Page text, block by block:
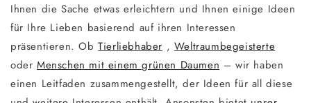
Ihnen die Sache etwas erleichtern und Ihnen einige Ideen
für Ihre Lieben basierend auf ihren Interessen
präsentieren. ObTierliebhaber , Weltraumbegeisterte
oder Menschen mit einem grünen Daumen – wir haben
einen Leitfaden zusammengestellt, der Ideen für all diese